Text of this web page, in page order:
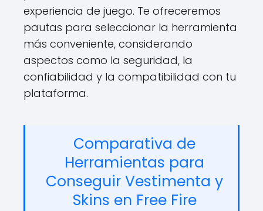
experiencia de juego. Te ofreceremos
pautas para seleccionar la herramienta
más conveniente, considerando
aspectos como la seguridad, la
confiabilidad y la compatibilidad con tu
plataforma.
Comparativa de
Herramientas para
Conseguir Vestimenta y
Skins en Free Fire